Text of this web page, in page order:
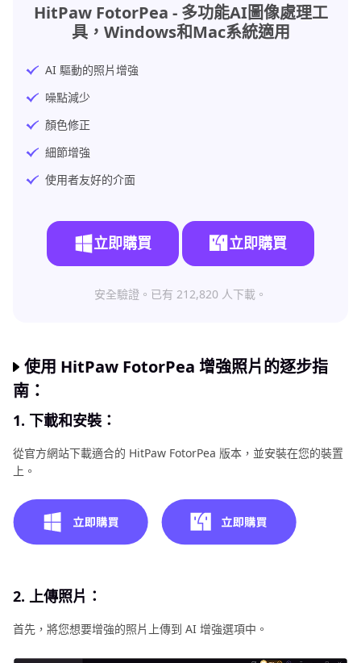
HitPaw FotorPea - 多功能AI圖像處理工
具，Windows和Mac系統適用
AI 驅動的照片增強
噪點減少
顏色修正
細節增強
使用者友好的介面
立即購買 立即購買
安全驗證。已有 212,820 人下載。
使用 HitPaw FotorPea 增強照片的逐步指
南：
1. 下載和安裝：
從官方網站下載適合的 HitPaw FotorPea 版本，並安裝在您的裝置
上。
2. 上傳照片：
首先，將您想要增強的照片上傳到 AI 增強選項中。